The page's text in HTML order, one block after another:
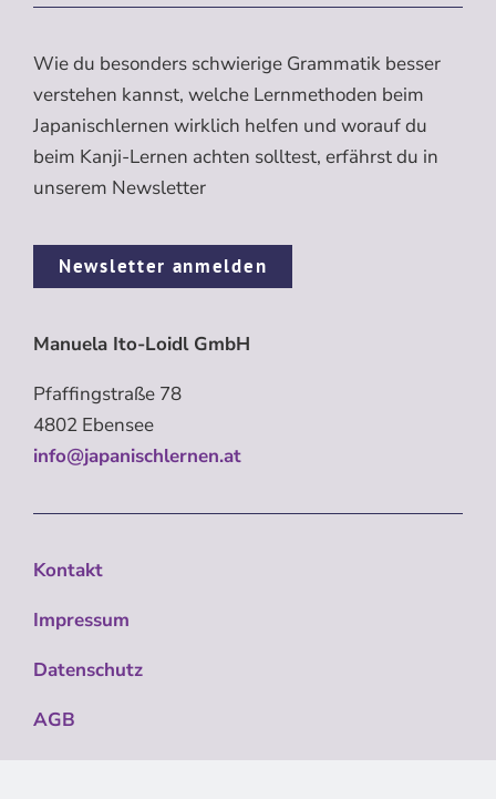
Wie du besonders schwierige Grammatik besser
verstehen kannst, welche Lernmethoden beim
Japanischlernen wirklich helfen und worauf du
beim Kanji-Lernen achten solltest, erfährst du in
unserem Newsletter
Newsletter anmelden
Manuela Ito-Loidl GmbH
Pfaffingstraße 78
4802 Ebensee
info@japanischlernen.at
Kontakt
Impressum
Datenschutz
AGB